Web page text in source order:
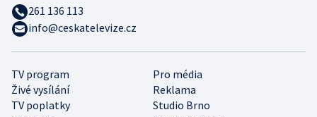
TV program
Pro média
Živé vysílání
Reklama
TV poplatky
Studio Brno
261 136 113
info@ceskatelevize.cz